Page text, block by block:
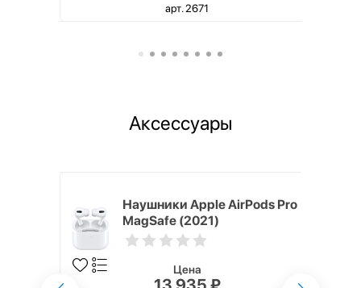
арт. 2671
Аксессуары
Наушники Apple AirPods Pro
MagSafe (2021)
Цена